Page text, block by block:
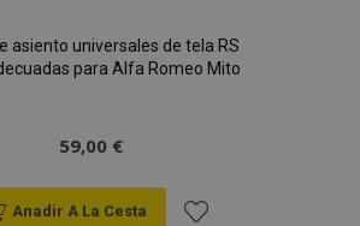
asiento universales de tela RS
para Alfa Romeo Mito
59,00 €
Anadir A La Cesta